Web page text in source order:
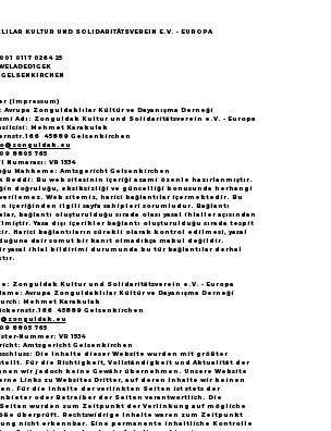
yankı uyandırdı...
KULTUR UND SOLIDARITÄTSVEREIN E.V. - EUROPA
0117 0264 25
(Impressum)
Avrupa Zonguldaklılar Kültür ve Dayanışma Derneği
Adı: Zonguldak Kultur und Solidaritätsverein e.V. - Europa
Mehmet Karakulak
45889 Gelsenkirchen
8805 765
Numarası: VR 1534
Mahkeme: Amtsgericht Gelsenkirchen
Reddi: Bu web sitesinin içeriği azami özenle hazırlanmıştır.
doğruluğu, eksiksizliği ve güncelliği konusunda herhangi
Web sitemiz, harici bağlantılar içermektedir. Bu
içeriğinden ilgili sayfa sahipleri sorumludur. Bağlantı
bağlantı oluşturulduğu sırada olası yasal ihlaller açısından
Yasa dışı içerikler bağlantı oluşturulduğu sırada tespit
Harici bağlantıların sürekli olarak kontrol edilmesi, yasal
dair somut bir kanıt olmadıkça makul değildir.
yasal ihlal bildirimi durumunda bu tür bağlantılar derhal
Zonguldak Kultur und Solidaritätsverein e.V. - Europa
Avrupa Zonguldaklılar Kültür ve Dayanışma Derneği
Mehmet Karakulak
45889 Gelsenkirchen
8805 765
Nummer: VR 1534
Amtsgericht Gelsenkirchen
Die Inhalte dieser Website wurden mit größter
Für die Richtigkeit, Vollständigkeit und Aktualität der
wir jedoch keine Gewähr übernehmen. Unsere Website
Links zu Websites Dritter, auf deren Inhalte wir keinen
Für die Inhalte der verlinkten Seiten ist stets der
oder Betreiber der Seiten verantwortlich. Die
wurden zum Zeitpunkt der Verlinkung auf mögliche
überprüft. Rechtswidrige Inhalte waren zum Zeitpunkt
nicht erkennbar. Eine permanente inhaltliche Kontrolle